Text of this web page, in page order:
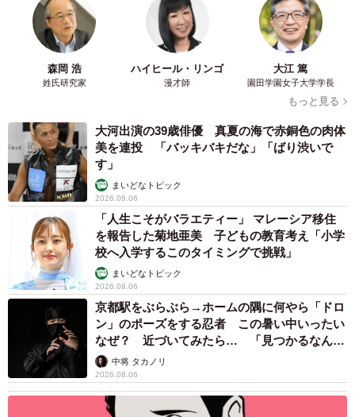
とジェスチャーで尋ねてみたところ、私のことで間違いな
いようであり、その後、例のセリフで譲っていただけた、
という流れです」
──ただ橋本さんはおじいさんの列に入らず、お礼を言った
「そうです。おじいさんの後ろには誰も並んでおりません
でしたが、私の前もまあすぐに空くだろうと思い、急いで
もいなかったため、お礼を申し上げ丁重に辞退いたしまし
た。おじいさんはそこでも笑顔で手を挙げて『おっけおっ
け』と言うような素振りでした」
森岡 浩
姓氏研究家
ハイヒール・リンゴ
漫才師
大江 篤
園田学園女子大学学長
もっと見る
大河出演の39歳俳優 真夏の海で赤銅色の肉体
美を連投 「バッキバキだな」「ばり渋いで
す」
まいどなトピック
2026.08.06
「人生こそがバラエティー」 マレーシア移住
を報告した菊地亜美 子どもの教育考え「小学
校へ入学するこのタイミングで挑戦」
まいどなトピック
2026.08.06
京都駅をぶらぶら→ホームの隅に何やら「ドロ
ン」のポーズをする忍者 この暑い中いったい
なぜ？ 近づいてみたら… 「見つかるなんて
未熟」中将 タカノリ
2026.08.06